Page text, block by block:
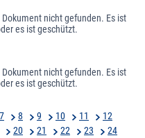
nicht gefunden. Es ist
es ist geschützt.
nicht gefunden. Es ist
es ist geschützt.
7 8 9 10 11
12
20 21 22 23
24